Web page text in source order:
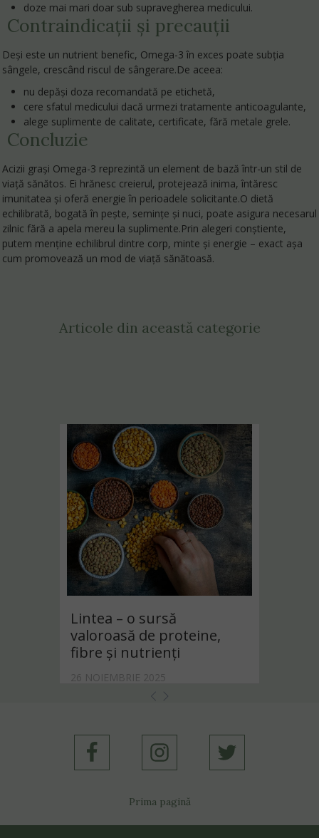
Prima pagină
doze mai mari doar sub supravegherea medicului.
Contraindicații și precauții
Deși este un nutrient benefic, Omega-3 în exces poate subția
sângele, crescând riscul de sângerare.De aceea:
nu depăși doza recomandată pe etichetă,
cere sfatul medicului dacă urmezi tratamente anticoagulante,
alege suplimente de calitate, certificate, fără metale grele.
Concluzie
Acizii grași Omega-3 reprezintă un element de bază într-un stil de
viață sănătos. Ei hrănesc creierul, protejează inima, întăresc
imunitatea și oferă energie în perioadele solicitante.O dietă
echilibrată, bogată în pește, semințe și nuci, poate asigura necesarul
zilnic fără a apela mereu la suplimente.Prin alegeri conștiente,
putem menține echilibrul dintre corp, minte și energie – exact așa
cum promovează un mod de viață sănătoasă.
Articole din această categorie
Lintea – o sursă
valoroasă de proteine,
fibre și nutrienți
26 NOIEMBRIE 2025